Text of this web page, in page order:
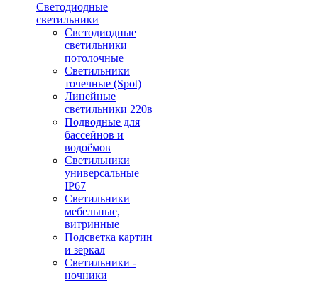
Светодиодные
светильники
Светодиодные
светильники
потолочные
Светильники
точечные (Spot)
Линейные
светильники 220в
Подводные для
бассейнов и
водоёмов
Светильники
универсальные
IP67
Светильники
мебельные,
витринные
Подсветка картин
и зеркал
Светильники -
ночники